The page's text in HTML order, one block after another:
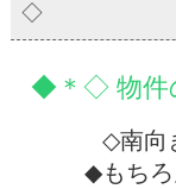
◇
◆＊◇ 物件
◇南向
◆もちろ